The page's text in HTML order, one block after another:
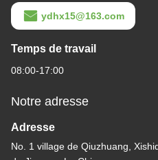
ydhx15@163.com
Temps de travail
08:00-17:00
Notre adresse
Adresse
No. 1 village de Qiuzhuang,